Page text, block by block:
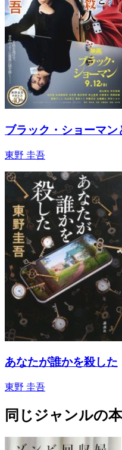
ブラック・ショーマン
東野 圭吾
あなたが誰かを殺した
東野 圭吾
同じジャンルの本